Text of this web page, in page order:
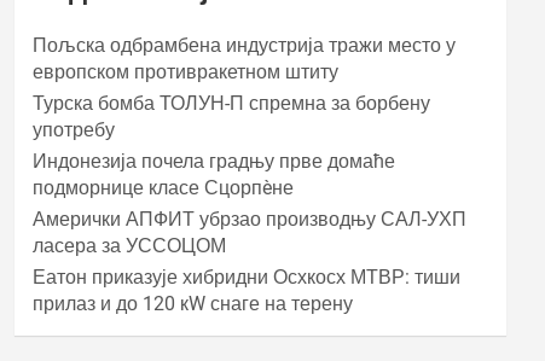
Пољска одбрамбена индустрија тражи место у
европском противракетном штиту
Турска бомба ТОЛУН-П спремна за борбену
употребу
Индонезија почела градњу прве домаће
подморнице класе Сцорпèне
Амерички АПФИТ убрзао производњу САЛ-УХП
ласера за УССОЦОМ
Еатон приказује хибридни Осхкосх МТВР: тиши
прилаз и до 120 кW снаге на терену